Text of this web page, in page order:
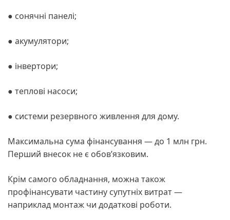
● сонячні панелі;
● акумулятори;
● інвертори;
● теплові насоси;
● системи резервного живлення для дому.
Максимальна сума фінансування — до 1 млн грн.
Перший внесок не є обов’язковим.
Крім самого обладнання, можна також
профінансувати частину супутніх витрат —
наприклад монтаж чи додаткові роботи.